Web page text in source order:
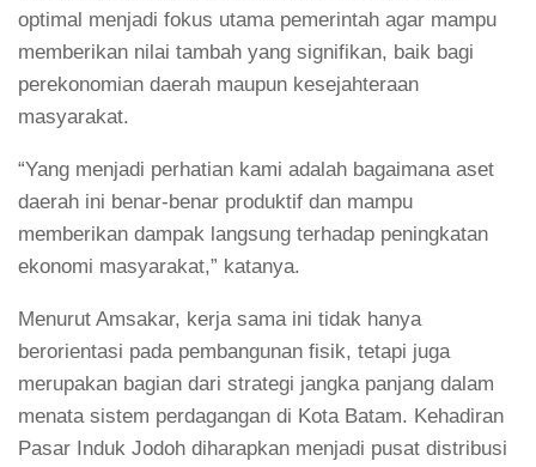
optimal menjadi fokus utama pemerintah agar mampu
memberikan nilai tambah yang signifikan, baik bagi
perekonomian daerah maupun kesejahteraan
masyarakat.
“Yang menjadi perhatian kami adalah bagaimana aset
daerah ini benar-benar produktif dan mampu
memberikan dampak langsung terhadap peningkatan
ekonomi masyarakat,” katanya.
Menurut Amsakar, kerja sama ini tidak hanya
berorientasi pada pembangunan fisik, tetapi juga
merupakan bagian dari strategi jangka panjang dalam
menata sistem perdagangan di Kota Batam. Kehadiran
Pasar Induk Jodoh diharapkan menjadi pusat distribusi